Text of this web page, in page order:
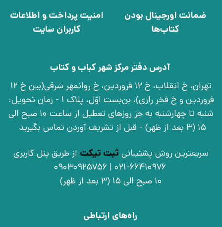
ضمانت اورجینال بودن
کتاب‌ها
امنیت پرداخت و اطلاعات
کاربران سایت
آدرس دفتر مرکز شهر کباب و کتاب
تهران، خ انقلاب، خ 12 فروردین، خ روانمهر شرقی(بین خ 12
فروردین و خ فخر رازی)، بن‌بست اوّل، پلاک 1 - زمان تحویل:
شنبه تا چهارشنبه به جز روزهای تعطیل از ساعت 10 صبح الی
15 (3 بعد از ظهر) - قبل از تشریف آوردن تماس بگیرید
سریعترین روش پشتیبانی ثبت تیکت از طریق پنل کاربری
021-66410976 | 09030925756
10 صبح الی 15 (3 بعد از ظهر)
راه‌های ارتباطی